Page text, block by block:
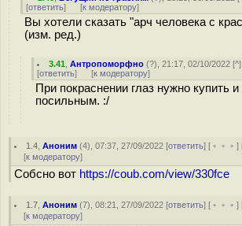
[ответить] [к модератору]
Вы хотели сказать "арч человека с
(изм. ред.)
3.41 ,Антропоморфно (?), 21:17, 02/10/2022 [^
[ответить] [к модератору]
При покраснении глаз нужно купить и
посильным. :/
1.4 ,Аноним (4), 07:37, 27/09/2022 [ответить] [ ﹢﹢﹢]
[к модератору]
Собсно вот https://coub.com/view/330fce
1.7 ,Аноним (7), 08:21, 27/09/2022 [ответить] [ ﹢﹢﹢]
[к модератору]